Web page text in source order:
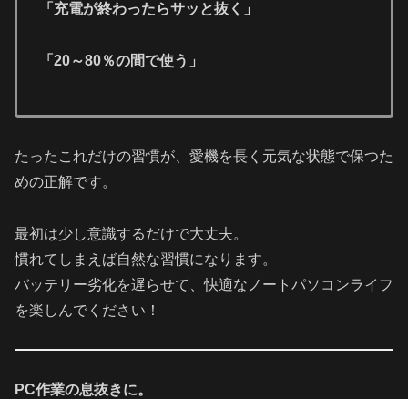
「充電が終わったらサッと抜く」
「20～80％の間で使う」
たったこれだけの習慣が、愛機を長く元気な状態で保つた
めの正解です。
最初は少し意識するだけで大丈夫。
慣れてしまえば自然な習慣になります。
バッテリー劣化を遅らせて、快適なノートパソコンライフ
を楽しんでください！
PC作業の息抜きに。